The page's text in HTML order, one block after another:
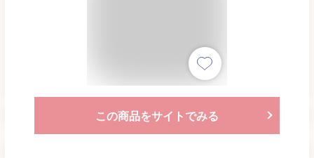
この商品をサイトでみる